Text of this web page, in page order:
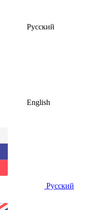
Русский
English
Русский